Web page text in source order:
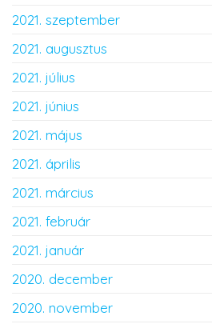
2021. szeptember
2021. augusztus
2021. július
2021. június
2021. május
2021. április
2021. március
2021. február
2021. január
2020. december
2020. november